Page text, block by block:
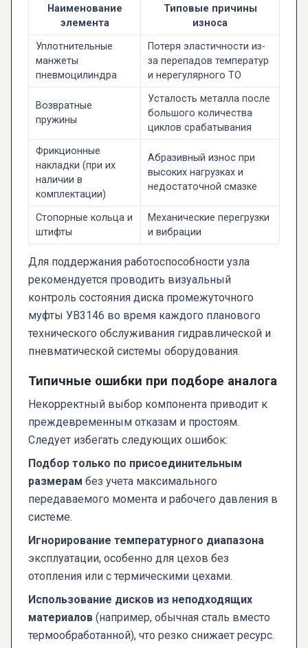
Наименование
элемента
Типовые причины
износа
Уплотнительные
манжеты
пневмоцилиндра
Потеря эластичности из-
за перепадов температур
и нерегулярного ТО
Возвратные
пружины
Усталость металла после
большого количества
циклов срабатывания
Фрикционные
накладки (при их
наличии в
комплектации)
Абразивный износ при
высоких нагрузках и
недостаточной смазке
Стопорные кольца и
штифты
Механические перегрузки
и вибрации
Для поддержания работоспособности узла
рекомендуется проводить визуальный
контроль состояния диска промежуточного
муфты УВ3146 во время каждого планового
технического обслуживания гидравлической и
пневматической системы оборудования.
Типичные ошибки при подборе аналога
Некорректный выбор компонента приводит к
преждевременным отказам и простоям.
Следует избегать следующих ошибок:
Подбор только по присоединительным
размерам без учета максимального
передаваемого момента и рабочего давления в
системе.
Игнорирование температурного диапазона
эксплуатации, особенно для цехов без
отопления или с термическими цехами.
Использование дисков из неподходящих
материалов (например, обычная сталь вместо
термообработанной), что резко снижает ресурс.